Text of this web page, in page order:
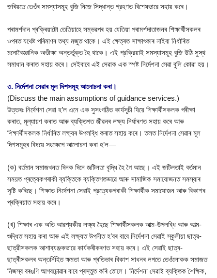
জৰিয়তে তেওঁৰ সমস্যাসমূহ বুজি নিজে সিদ্ধান্ত গ্রহণত বিশেষভাৱে সহায় কৰে।
পৰামৰ্শদান প্ৰক্ৰিয়াটো তেতিয়াহে সম্ভৱপৰ হয় যেতিয়া পৰামৰ্শদাতাজনৰ শিক্ষাৰ্থীসকলৰ
ওপৰত যথেষ্ট পৰিমাণৰ তথ্য মজুত থাকে। এই ক্ষেত্ৰত সাক্ষাৎকাৰ নাইবা নিৰ্ধাৰিত
মনোবৈজ্ঞানিক অভীক্ষা অন্তর্ভুক্ত হৈ থাকে। এই প্রক্রিয়াই সমস্যাসমূহ বুজি উঠি সুস্থ
সমাধান কৰাত সহায় কৰে। সেইবাবে এই সেৱাক এক স্পষ্ট নির্দেশনা সেৱা বুলি কোৱা হয়।
৩. নির্দেশনা সেৱাৰ মূল দিশসমূহ আলোচনা কৰা।
(Discuss the main assumptions of guidance services.)
উত্তৰঃ নিৰ্দেশনা সেৱা হ’ল এনে এক সুসংগঠিত কার্যসূচী যিয়ে শিক্ষার্থীসকলক পৰীক্ষা
কৰাত, মূল্যায়ণ কৰাত আৰু ব্যক্তিগত জীৱনৰ লক্ষ্য নিৰ্ধাৰণত সহায় কৰে আৰু
শিক্ষার্থীসকলক নিৰ্ধাৰিত লক্ষ্যৰ উপলব্ধি কৰাত সহায় কৰে। তলত নিৰ্দেশনা সেৱাৰ মূল
দিশসমূহৰ বিষয়ে সংক্ষেপে আলোচনা কৰা হ’ল—
(ক) বৰ্তমান সমাজখনত দিনক দিনে জটিলতা বৃদ্ধি হৈ গৈ আছে। এই জটিলতাই বর্তমান
সময়ত প্ৰত্যেকগৰাকী ব্যক্তিকে ব্যক্তিগতভাৱে আৰু সামাজিক সমাযোজনত সমস্যাৰ
সৃষ্টি কৰিছে। শিক্ষাত নিৰ্দেশনা সেৱাই প্রত্যেকগৰাকী শিক্ষার্থীক সমাযোজন আৰু বিকাশৰ
প্ৰক্ৰিয়াত সহায় কৰে।
(খ) শিক্ষাৰ এক অতি আৱশ্যকীয় লক্ষ্য হৈছে শিক্ষার্থীসকলক আত্ম-উপলব্ধি আৰু আত্ম-
শুদ্ধিত সহায় কৰা আৰু এই লক্ষ্যত উপনীত হ’বৰ বাবে নির্দেশনা সেৱাই স্কুলীয়া ছাত্র-
ছাত্রীসকলক আশাব্যঞ্জকভাৱে কাৰ্যকৰীকৰণত সহায় কৰে। এই সেৱাই ছাত্ৰ-
ছাত্ৰীসকলৰ অন্তর্নিহিত ক্ষমতা আৰু প্ৰতিভাৰ বিকাশ সাধনৰ লগতে তেওঁলোকক সমাজত
নিজস্ব বৰঙণি আগবঢ়োৱাৰ বাবে প্ৰস্তুত কৰি তোলে। নির্দেশনা সেৱাই ব্যক্তিক শৈক্ষিক,